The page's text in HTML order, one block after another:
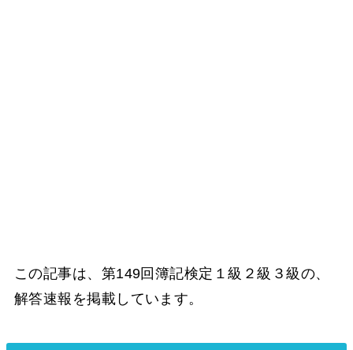
この記事は、第149回簿記検定１級２級３級の、
解答速報を掲載しています。